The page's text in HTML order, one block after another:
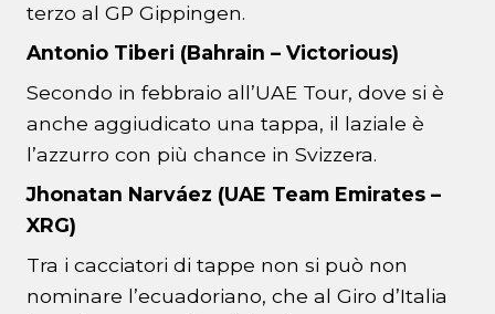
terzo al GP Gippingen.
Antonio Tiberi (Bahrain – Victorious)
Secondo in febbraio all’UAE Tour, dove si è
anche aggiudicato una tappa, il laziale è
l’azzurro con più chance in Svizzera.
Jhonatan Narváez (UAE Team Emirates –
XRG)
Tra i cacciatori di tappe non si può non
nominare l’ecuadoriano, che al Giro d’Italia